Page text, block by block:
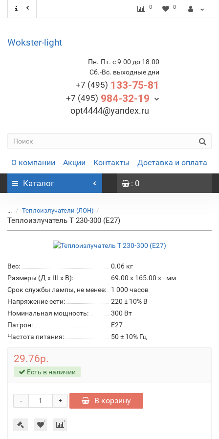
0 0
Wokster-light
Пн.-Пт. с 9-00 до 18-00
Сб.-Вс. выходные дни
+7 (495) 133-75-81
+7 (495) 984-32-19
opt4444@yandex.ru
О компании Акции Контакты Доставка и оплата
Каталог : 0
... Теплоизлучатели (ЛОН)
Теплоизлучатель Т 230-300 (Е27)
Вес: 0.06 кг
Размеры (Д x Ш x В):
69.00 x 165.00 x - мм
Срок службы лампы, не менее:
1 000 часов
Напряжение сети:
220 ± 10% В
Номинальная мощность:
300 Вт
Патрон:
Е27
Частота питания:
50 ± 10% Гц
29.76р.
Есть в наличии
+
- В корзину